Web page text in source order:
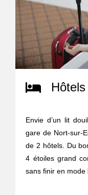
Envie d’un lit
gare de Nort-sur-
de 2 hôtels. Du
4 étoiles grand
sans finir en mode